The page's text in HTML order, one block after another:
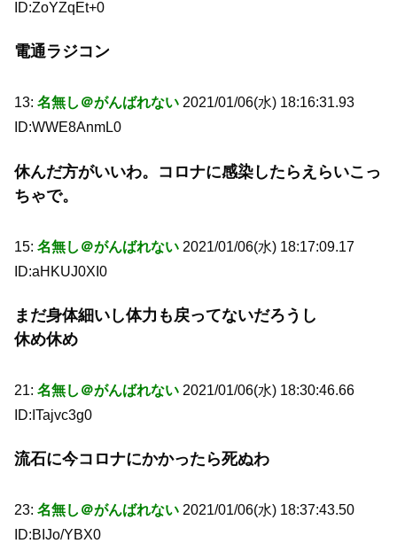
ID:ZoYZqEt+0
電通ラジコン
13: 名無し＠がんばれない 2021/01/06(水) 18:16:31.93
ID:WWE8AnmL0
休んだ方がいいわ。コロナに感染したらえらいこっ
ちゃで。
15: 名無し＠がんばれない 2021/01/06(水) 18:17:09.17
ID:aHKUJ0XI0
まだ身体細いし体力も戻ってないだろうし
休め休め
21: 名無し＠がんばれない 2021/01/06(水) 18:30:46.66
ID:ITajvc3g0
流石に今コロナにかかったら死ぬわ
23: 名無し＠がんばれない 2021/01/06(水) 18:37:43.50
ID:BIJo/YBX0